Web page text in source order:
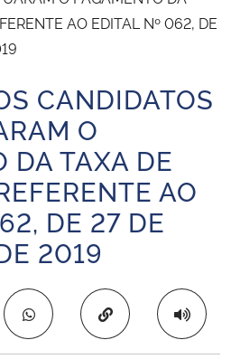
e Abastecimento
e Comunicações
AO EDITAL Nº 062, DE
CANDIDATOS
O
DA TAXA DE
AO
DE 27 DE
2019
Copiar para área